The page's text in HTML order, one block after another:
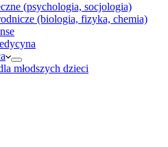
(psychologia, socjologia)
(biologia, fizyka, chemia)
młodszych dzieci